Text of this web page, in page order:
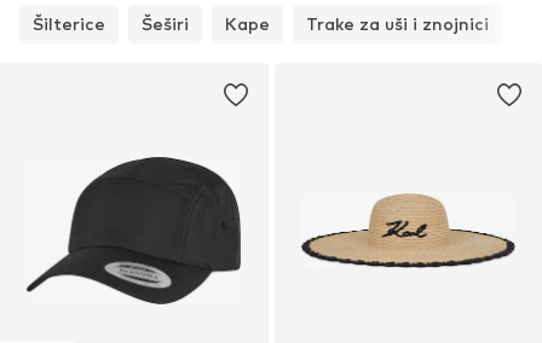
Šilterice
Šeširi Kape Trake za uši i znojnici